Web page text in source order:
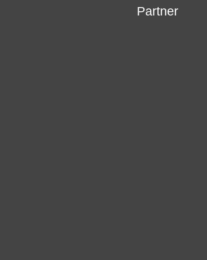
Partner